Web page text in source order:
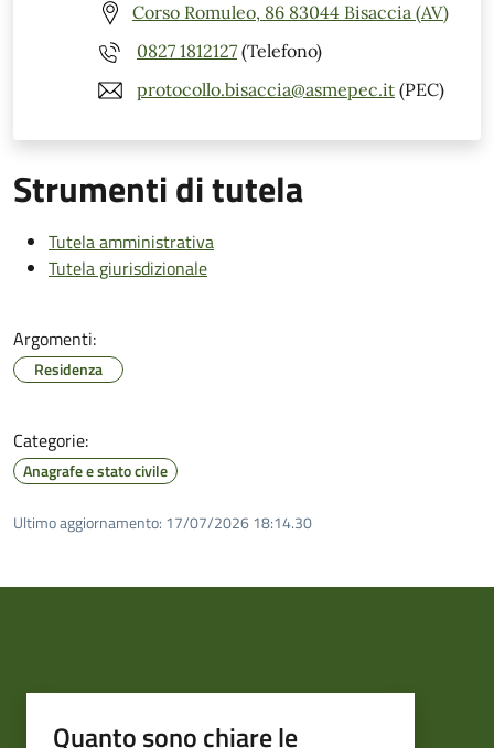
Corso Romuleo, 86 83044 Bisaccia (AV)
0827 1812127 (Telefono)
protocollo.bisaccia@asmepec.it (PEC)
Strumenti di tutela
Tutela amministrativa
Tutela giurisdizionale
Argomenti:
Residenza
Categorie:
Anagrafe e stato civile
Ultimo aggiornamento: 17/07/2026 18:14.30
Quanto sono chiare le